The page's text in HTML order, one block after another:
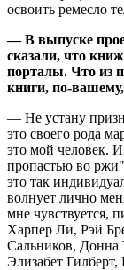
освоить ремесло
— В выпуске
сказали, что
порталы. Что из
книги, по-
— Не устану
это своего рода
это мой человек.
пропастью во
это так
волнует лично
мне чувствуется,
Харпер Ли, Рэй
Сальников, Донна
Элизабет